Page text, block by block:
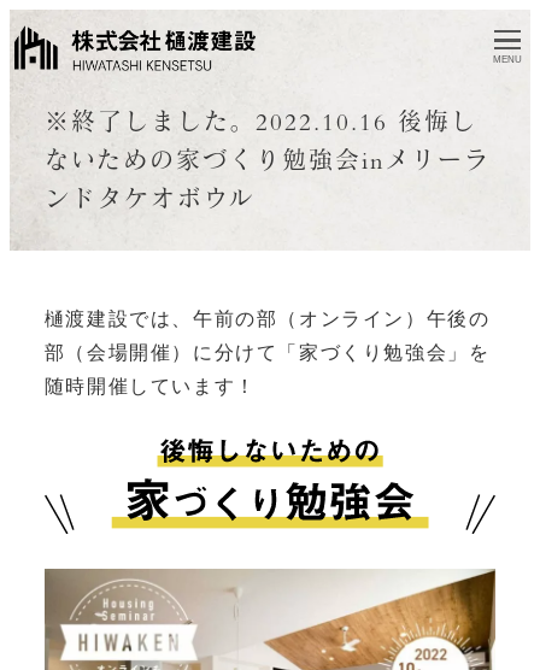
MENU
※終了しました。2022.10.16 後悔し
ないための家づくり勉強会inメリーラ
ンドタケオボウル
樋渡建設では、午前の部（オンライン）午後の
部（会場開催）に分けて「家づくり勉強会」を
随時開催しています！